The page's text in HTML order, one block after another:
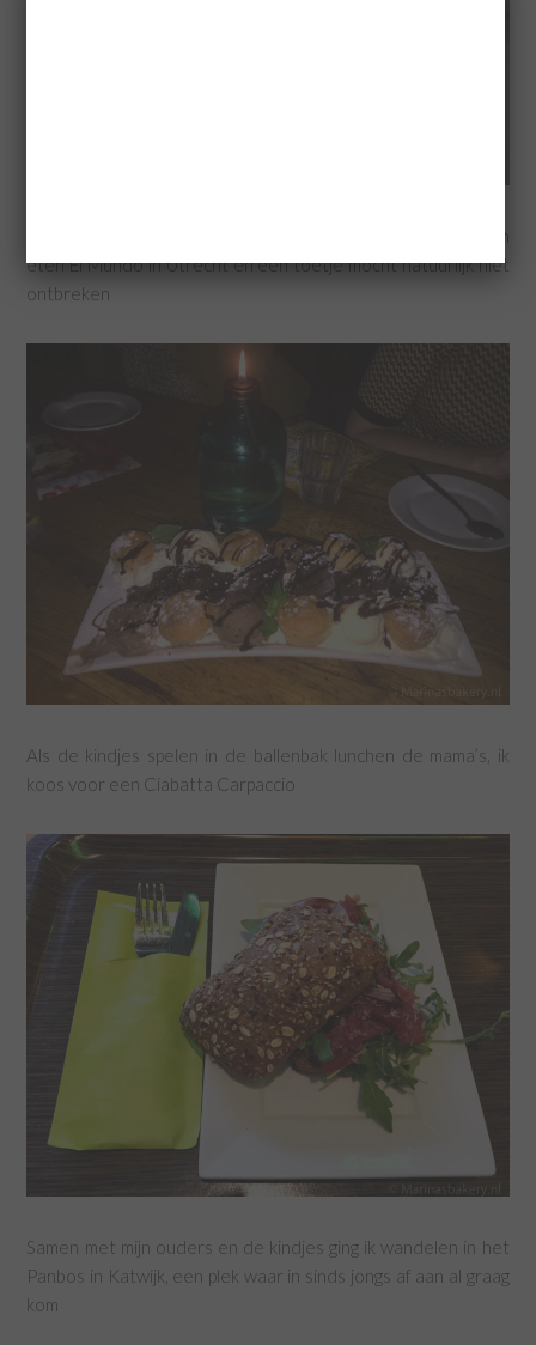
Trouwjurken keuren maakte hongerig, we gingen met z’n allen
eten El Mundo in Utrecht en een toetje mocht natuurlijk niet
ontbreken
Als de kindjes spelen in de ballenbak lunchen de mama’s, ik
koos voor een Ciabatta Carpaccio
Samen met mijn ouders en de kindjes ging ik wandelen in het
Panbos in Katwijk, een plek waar in sinds jongs af aan al graag
kom